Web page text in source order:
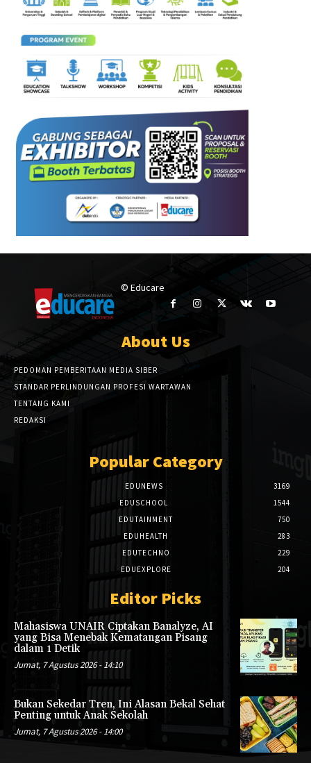
© Educare
About Us
PEDOMAN PEMBERITAAN MEDIA SIBER
STANDAR PERLINDUNGAN PROFESI WARTAWAN
TENTANG KAMI
REDAKSI
Popular Category
EDUNEWS
3169
EDUSCHOOL
1544
EDUTAINMENT
750
EDUHEALTH
283
EDUTECHNO
229
EDUEXPLORE
204
Editor Picks
Mahasiswa UNAIR Ciptakan Banalyze, AI
yang Bisa Menebak Kematangan Pisang
dalam 1 Detik
Jumat, 7 Agustus 2026 - 14:10
Bukan Sekedar Tren, Ini Alasan Bekal Sehat
Penting untuk Anak Sekolah
Jumat, 7 Agustus 2026 - 14:00